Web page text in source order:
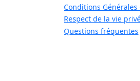
Conditions Générales
Respect de la vie
Questions fréquentes